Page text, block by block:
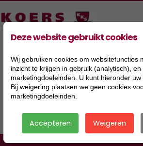
Deze website gebruikt cookies
Wij gebruiken cookies om websitefuncties
inzicht te krijgen in gebruik (analytisch), en
marketingdoeleinden. U kunt hieronder uw
Bij weigering plaatsen we geen cookies
marketingdoeleinden.
Accepteren Weigeren